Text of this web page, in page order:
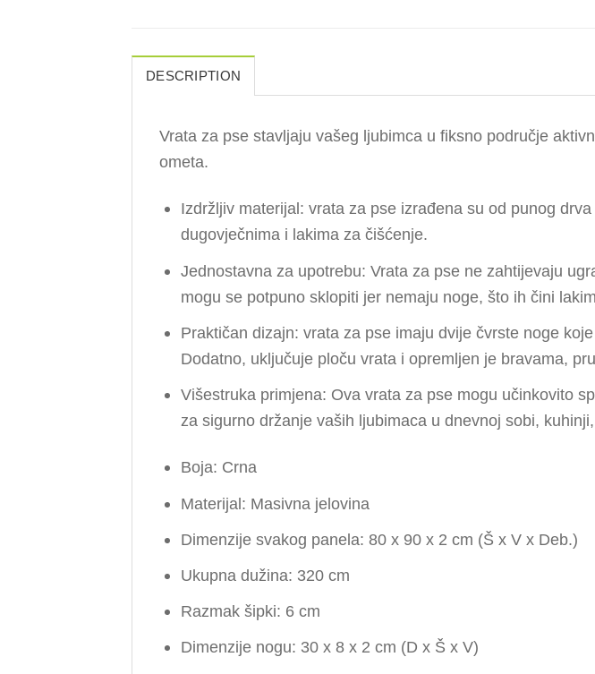
DESCRIPTION
Vrata za pse stavljaju vašeg ljubimca u fiksno područje
ometa.
Izdržljiv materijal: vrata za pse izrađena su od punog
dugovječnima i lakima za čišćenje.
Jednostavna za upotrebu: Vrata za pse ne zahtijevaju
mogu se potpuno sklopiti jer nemaju noge, što ih čini
Praktičan dizajn: vrata za pse imaju dvije čvrste noge
Dodatno, uključuje ploču vrata i opremljen je bravama,
Višestruka primjena: Ova vrata za pse mogu učinkovito
za sigurno držanje vaših ljubimaca u dnevnoj sobi,
Boja: Crna
Materijal: Masivna jelovina
Dimenzije svakog panela: 80 x 90 x 2 cm (Š x V x Deb.)
Ukupna dužina: 320 cm
Razmak šipki: 6 cm
Dimenzije nogu: 30 x 8 x 2 cm (D x Š x V)